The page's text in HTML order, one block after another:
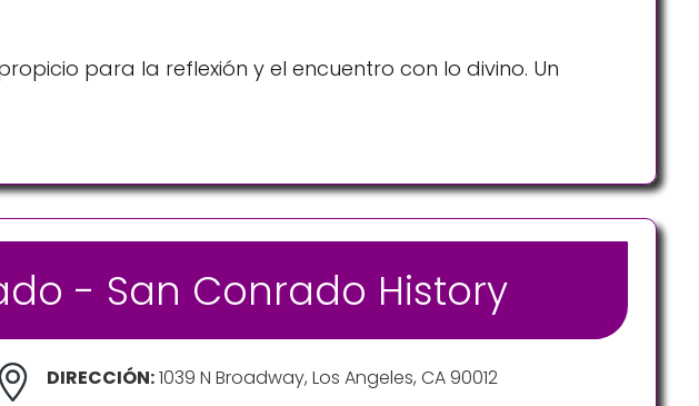
para la reflexión y el encuentro con lo divino. Un
- San Conrado History
DIRECCIÓN:1039 N Broadway, Los Angeles, CA 90012